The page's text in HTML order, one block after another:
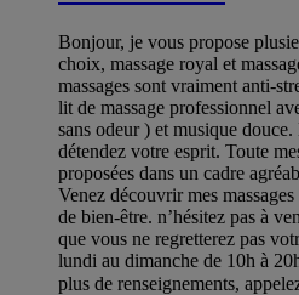
Bonjour, je vous propose
choix, massage royal et
massages sont vraiment anti-
lit de massage professionnel
sans odeur ) et musique douce.
détendez votre esprit. Toute
proposées dans un cadre
Venez découvrir mes
de bien-être. n’hésitez pas à
que vous ne regretterez pas
lundi au dimanche de 10h à
plus de renseignements,